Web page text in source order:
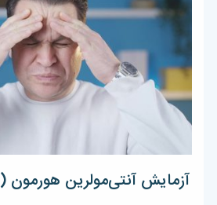
آزمایش آنتی‌مولرین هورمون (AMH)